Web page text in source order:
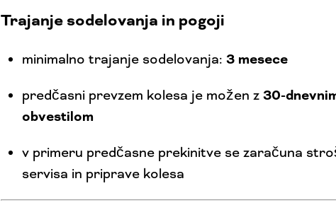
Trajanje sodelovanja in pogoji
minimalno trajanje sodelovanja: 3 mesece
predčasni prevzem kolesa je možen z 30-
obvestilom
v primeru predčasne prekinitve se zaračuna
servisa in priprave kolesa